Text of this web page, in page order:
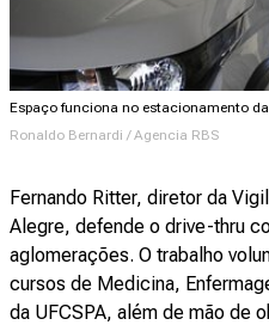
Espaço funciona no estacionamento da
Ronaldo Bernardi / Agencia RBS
Fernando Ritter, diretor da
Alegre, defende o drive-thru
aglomerações. O trabalho
cursos de Medicina,
da UFCSPA, além de mão de